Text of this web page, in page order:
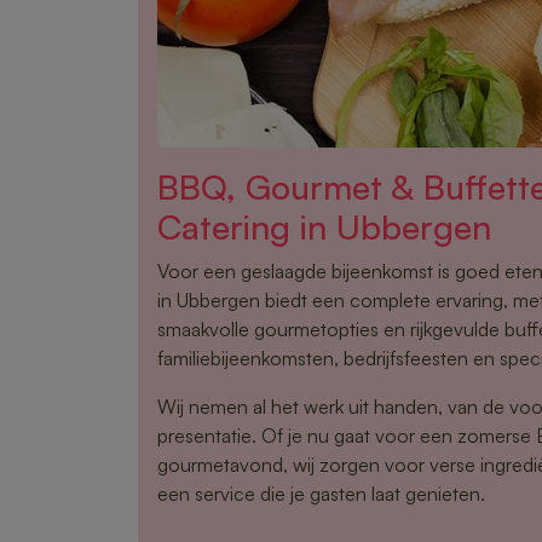
BBQ, Gourmet &
Catering in Ubbergen
Voor een geslaagde bijeenkomst is goed
in Ubbergen biedt een complete ervaring,
smaakvolle gourmetopties en rijkgevulde
familiebijeenkomsten, bedrijfsfeesten en
Wij nemen al het werk uit handen, van de
presentatie. Of je nu gaat voor een zomerse
gourmetavond, wij zorgen voor verse
een service die je gasten laat genieten.